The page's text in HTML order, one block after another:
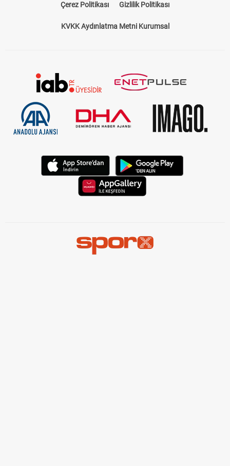
Çerez Politikası Gizlilik Politikası
KVKK Aydınlatma Metni Kurumsal